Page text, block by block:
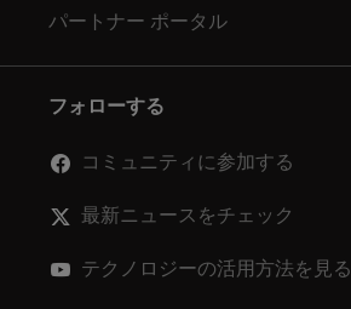
パートナー ポータル
フォローする
コミュニティに参加する
最新ニュースをチェック
テクノロジーの活用方法を見る